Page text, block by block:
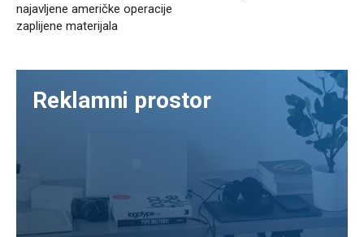
najavljene američke operacije
zaplijene materijala
Reklamni prostor